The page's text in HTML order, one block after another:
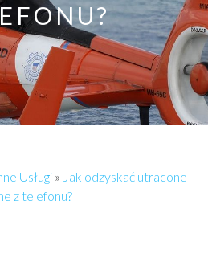
Usługi » Jak odzyskać utracone
z telefonu?